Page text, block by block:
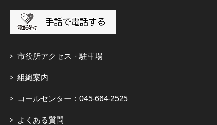
市役所アクセス・駐車場
組織案内
コールセンター：045-664-2525
よくある質問